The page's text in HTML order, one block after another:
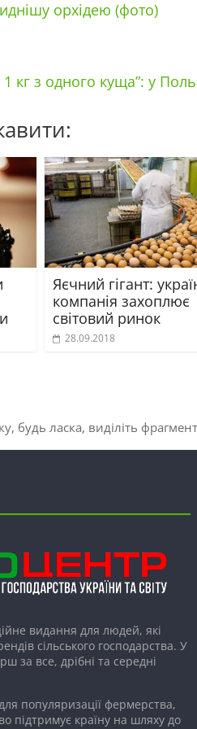
орхідею (фото)
1 кг з одного куща”: у
Яєчний гігант:
компанія захоплює
світовий ринок
28.09.2018
ласка, виділіть фрагмент
видання для людей, які
сільського господарства. У
за все, дрібні та середні
популяризації фермерства,
підтримує країну на шляху до